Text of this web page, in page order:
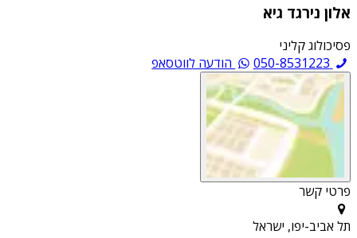
אלון נירגד גיא
פסיכולוג קליני
050-8531223
הודעה לווטסאפ
פרטי קשר
תל אביב-יפו, ישראל